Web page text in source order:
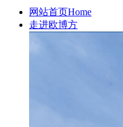
网站首页Home
走进欧博方